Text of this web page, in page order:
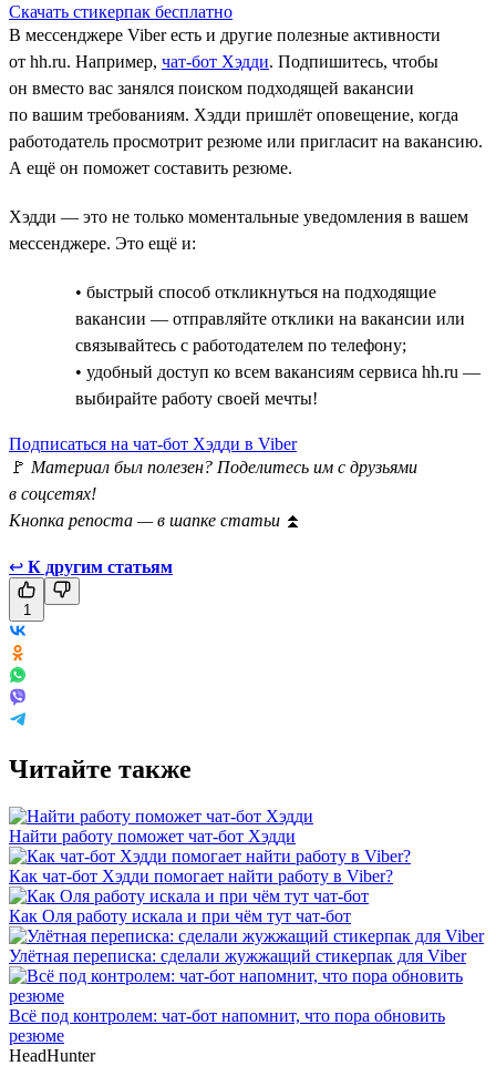
Скачать стикерпак бесплатно
В мессенджере Viber есть и другие полезные активности
от hh.ru. Например, чат-бот Хэдди. Подпишитесь, чтобы
он вместо вас занялся поиском подходящей вакансии
по вашим требованиям. Хэдди пришлёт оповещение, когда
работодатель просмотрит резюме или пригласит на вакансию.
А ещё он поможет составить резюме.
Хэдди — это не только моментальные уведомления в вашем
мессенджере. Это ещё и:
• быстрый способ откликнуться на подходящие
вакансии — отправляйте отклики на вакансии или
связывайтесь с работодателем по телефону;
• удобный доступ ко всем вакансиям сервиса hh.ru —
выбирайте работу своей мечты!
Подписаться на чат-бот Хэдди в Viber
🚩 Материал был полезен? Поделитесь им с друзьями
в соцсетях!
Кнопка репоста — в шапке статьи ⏫
↩ К другим статьям
1
Читайте также
Найти работу поможет чат-бот Хэдди
Как чат-бот Хэдди помогает найти работу в Viber?
Как Оля работу искала и при чём тут чат-бот
Улётная переписка: сделали жужжащий стикерпак для Viber
Всё под контролем: чат-бот напомнит, что пора обновить
резюме
HeadHunter